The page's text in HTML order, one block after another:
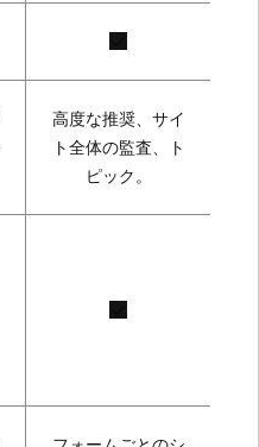
高度な推奨、サイ
ト全体の監査、ト
ピック。